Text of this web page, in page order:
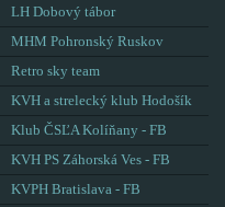
LH Dobový tábor
MHM Pohronský Ruskov
Retro sky team
KVH a strelecký klub Hodošík
Klub ČSĽA Kolíňany - FB
KVH PS Záhorská Ves - FB
KVPH Bratislava - FB